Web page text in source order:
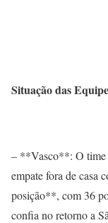
Situação das
– **Vasco**: O time
empate fora de casa
posição**, com 36
confia no retorno a